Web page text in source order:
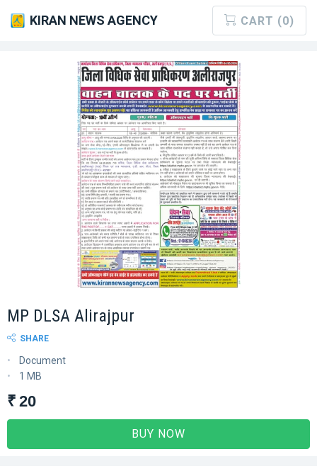
KIRAN NEWS AGENCY CART (0)
MP DLSA Alirajpur
SHARE
Document
1 MB
₹ 20
BUY NOW